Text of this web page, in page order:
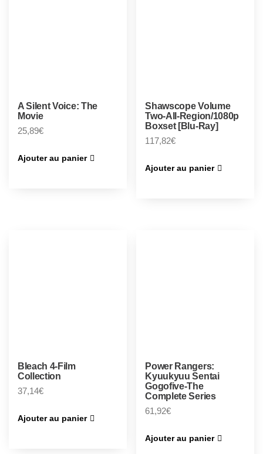
A Silent Voice: The
Movie
25,89€
Ajouter au panier
Shawscope Volume
Two-All-Region/1080p
Boxset [Blu-Ray]
117,82€
Ajouter au panier
Bleach 4-Film
Collection
37,14€
Ajouter au panier
Power Rangers:
Kyuukyuu Sentai
Gogofive-The
Complete Series
61,92€
Ajouter au panier